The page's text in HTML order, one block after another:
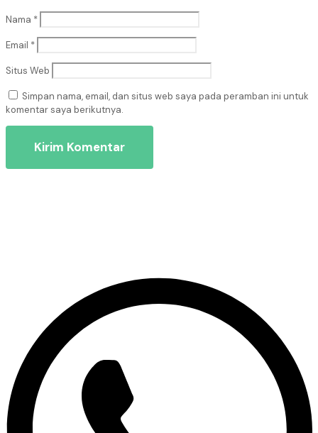
Nama *
Email *
Situs Web
Simpan nama, email, dan situs web saya pada peramban ini untuk
komentar saya berikutnya.